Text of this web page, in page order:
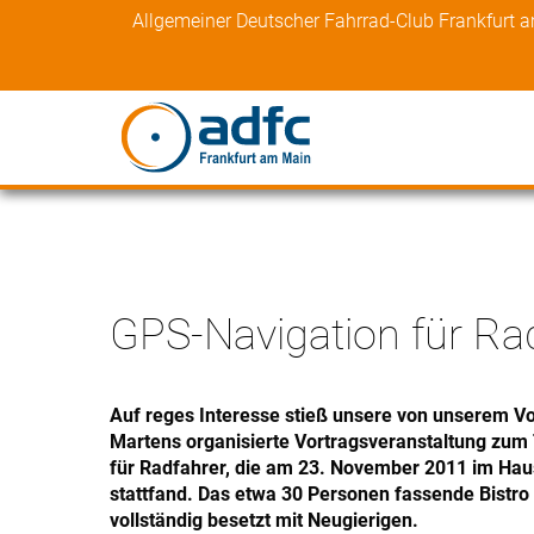
Allgemeiner Deutscher Fahrrad-Club Frankfurt
GPS-Navigation für
Auf reges Interesse stieß unsere von unserem
Martens organisierte Vortragsveranstaltung zum
für Radfahrer, die am 23. November 2011 im
stattfand. Das etwa 30 Personen fassende
vollständig besetzt mit Neugierigen.